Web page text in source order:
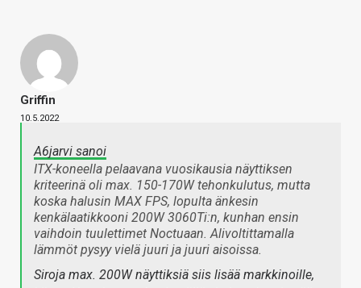
Griffin
10.5.2022
A6jarvi sanoi
ITX-koneella pelaavana vuosikausia näyttiksen
kriteerinä oli max. 150-170W tehonkulutus, mutta
koska halusin MAX FPS, lopulta änkesin
kenkälaatikkooni 200W 3060Ti:n, kunhan ensin
vaihdoin tuulettimet Noctuaan. Alivoltittamalla
lämmöt pysyy vielä juuri ja juuri aisoissa.
Siroja max. 200W näyttiksiä siis lisää markkinoille,